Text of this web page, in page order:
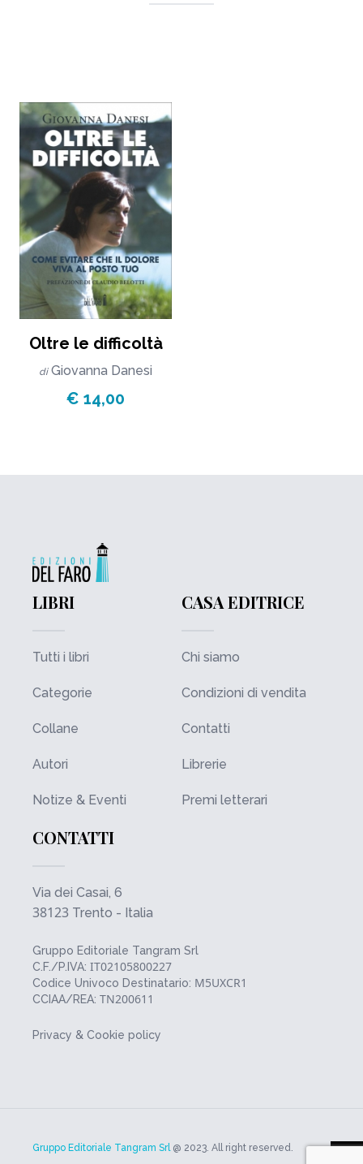
Oltre le difficoltà
di Giovanna Danesi
€ 14,00
LIBRI
Tutti i libri
Categorie
Collane
Autori
Notize & Eventi
CASA EDITRICE
Chi siamo
Condizioni di vendita
Contatti
Librerie
Premi letterari
CONTATTI
Via dei Casai, 6
38123 Trento - Italia
Gruppo Editoriale Tangram Srl
C.F./P.IVA: IT02105800227
Codice Univoco Destinatario: M5UXCR1
CCIAA/REA: TN200611
Privacy & Cookie policy
Gruppo Editoriale Tangram Srl @ 2023. All right reserved.